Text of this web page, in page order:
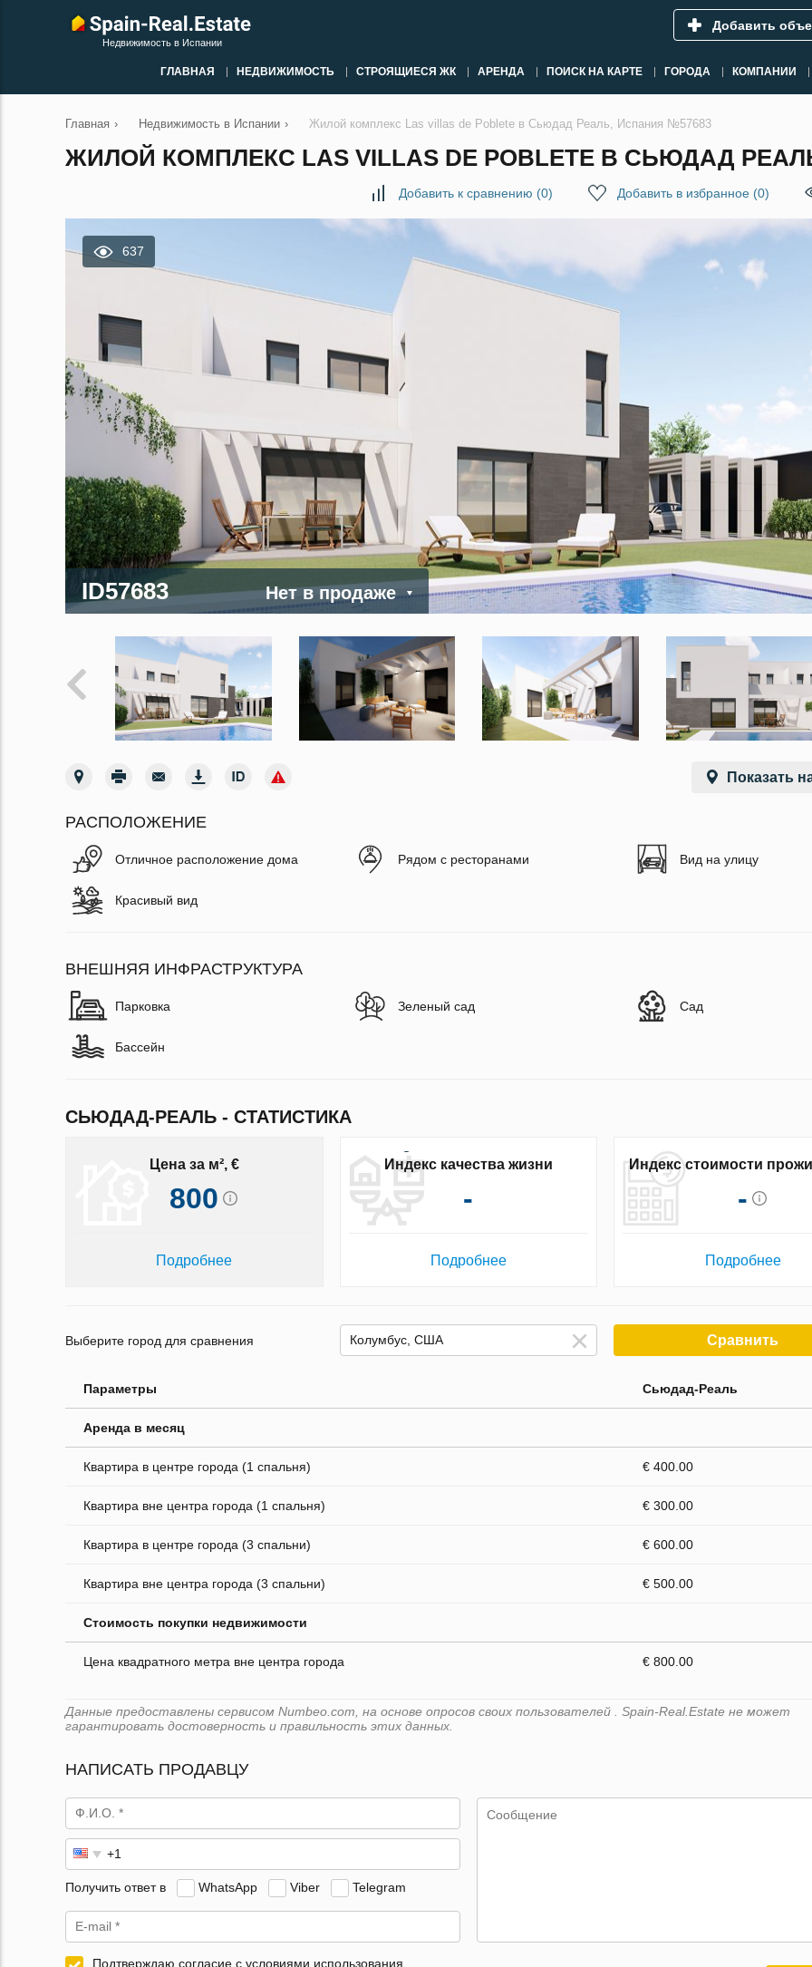
Недвижимость в Испании
Добавить
ГЛАВНАЯ НЕДВИЖИМОСТЬ СТРОЯЩИЕСЯ ЖК АРЕНДА ПОИСК НА КАРТЕ ГОРОДА КОМПАНИИ
Главная › Недвижимость в Испании › Жилой комплекс Las villas de Poblete в Сьюдад Реаль, Испания №57683
ЖИЛОЙ КОМПЛЕКС LAS VILLAS DE POBLETE В СЬЮДАД
Добавить к сравнению (0) Добавить в избранное (0)
637
ID57683 Нет в продаже
Показать
РАСПОЛОЖЕНИЕ
Отличное расположение дома Рядом с ресторанами Вид на улицу
Красивый вид
ВНЕШНЯЯ ИНФРАСТРУКТУРА
Парковка Зеленый сад Сад
Бассейн
СЬЮДАД-РЕАЛЬ - СТАТИСТИКА
Цена за м², €
800
Подробнее
Индекс качества жизни
-
Подробнее
Индекс стоимости
-
Подробнее
Выберите город для сравнения Сравнить
Параметры Сьюдад-Реаль
Аренда в месяц
Квартира в центре города (1 спальня) € 400.00
Квартира вне центра города (1 спальня) € 300.00
Квартира в центре города (3 спальни) € 600.00
Квартира вне центра города (3 спальни) € 500.00
Стоимость покупки недвижимости
Цена квадратного метра вне центра города € 800.00
Данные предоставлены сервисом Numbeo.com, на основе опросов своих пользователей . Spain-Real.Estate не может
гарантировать достоверность и правильность этих данных.
НАПИСАТЬ ПРОДАВЦУ
Получить ответ в WhatsApp Viber Telegram
Подтверждаю согласие с условиями использования